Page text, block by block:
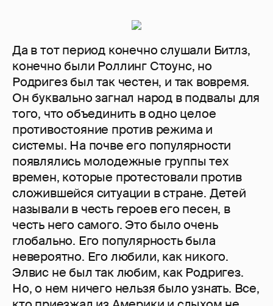
Да в тот период конечно слушали Битлз,
конечно были Роллинг Стоунс, но
Родригез был так честен, и так вовремя.
Он буквально загнал народ в подвалы для
того, что объединить в одно целое
противостояние против режима и
системы. На почве его популярности
появлялись молодежные группы тех
времен, которые протестовали против
сложившейся ситуации в стране. Детей
называли в честь героев его песен, в
честь него самого. Это было очень
глобально. Его популярность была
невероятно. Его любили, как никого.
Элвис не был так любим, как Родригез.
Но, о нем ничего нельзя было узнать. Все,